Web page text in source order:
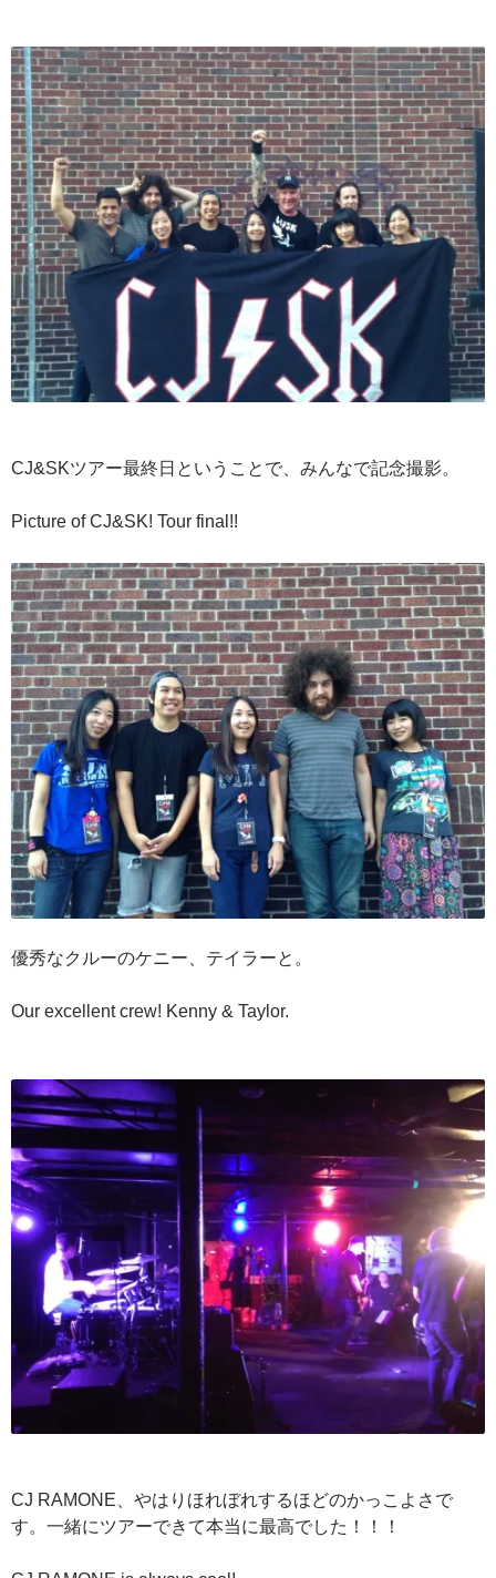
CJ&SKツアー最終日ということで、みんなで記念撮影。
Picture of CJ&SK! Tour final!!
優秀なクルーのケニー、テイラーと。
Our excellent crew! Kenny & Taylor.
CJ RAMONE、やはりほれぼれするほどのかっこよさで
す。一緒にツアーできて本当に最高でした！！！